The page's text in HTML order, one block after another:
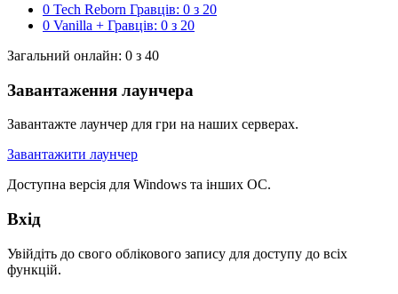
0 Tech Reborn Гравців: 0 з 20
0 Vanilla + Гравців: 0 з 20
Загальний онлайн: 0 з 40
Завантаження лаунчера
Завантажте лаунчер для гри на наших серверах.
Завантажити лаунчер
Доступна версія для Windows та інших ОС.
Вхід
Увійдіть до свого облікового запису для доступу до всіх
функцій.